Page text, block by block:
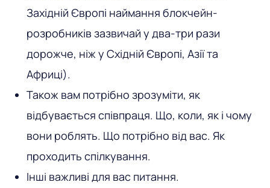
Західній Європі наймання блокчейн-
розробників зазвичай у два-три рази
дорожче, ніж у Східній Європі, Азії та
Африці).
Також вам потрібно зрозуміти, як
відбувається співпраця. Що, коли, як і чому
вони роблять. Що потрібно від вас. Як
проходить спілкування.
Інші важливі для вас питання.